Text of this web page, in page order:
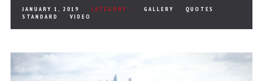
JANUARY 1, 2019 CATEGORY : GALLERY
QUOTES
STANDARD
VIDEO